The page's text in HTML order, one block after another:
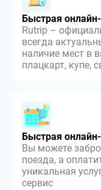
Быстрая
Rutrip –
всегда
наличие мест в
плацкарт, купе,
Быстрая
Вы можете
поезда, а
уникальная
сервис